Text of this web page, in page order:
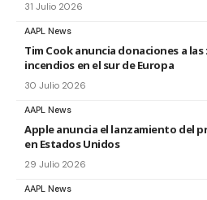
31 Julio 2026
AAPL News
Tim Cook anuncia donaciones a
incendios en el sur de Europa
30 Julio 2026
AAPL News
Apple anuncia el lanzamiento del
en Estados Unidos
29 Julio 2026
AAPL News